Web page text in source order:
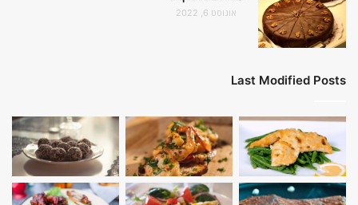
אוגוסט 6, 2022
Last Modified Posts